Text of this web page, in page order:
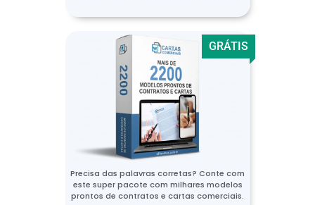
GRÁTIS
Precisa das palavras corretas? Conte com
este super pacote com milhares modelos
prontos de contratos e cartas comerciais.